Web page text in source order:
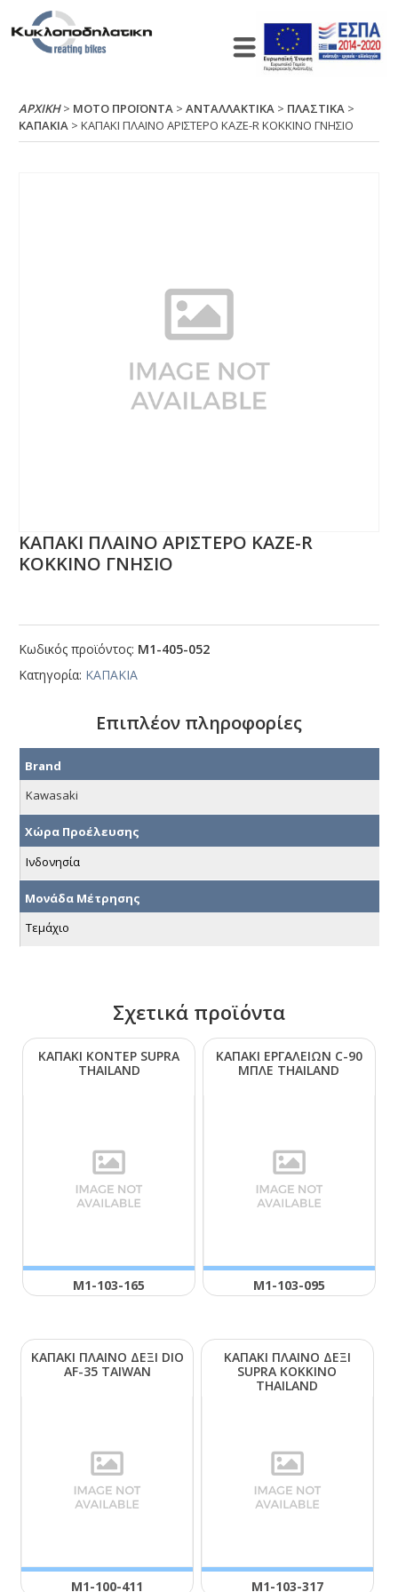
ΑΡΧΙΚΉ> ΜΟΤΟ ΠΡΟΪΟΝΤΑ >ΑΝΤΑΛΛΑΚΤΙΚΑ > ΠΛΑΣΤΙΚΑ >
ΚΑΠΑΚΙΑ > ΚΑΠΑΚΙ ΠΛΑΙΝΟ ΑΡΙΣΤΕΡΟ ΚΑΖΕ-R ΚΟΚΚΙΝΟ ΓΝΗΣΙΟ
ΚΑΠΑΚΙ ΠΛΑΙΝΟ ΑΡΙΣΤΕΡΟ ΚΑΖΕ-R
ΚΟΚΚΙΝΟ ΓΝΗΣΙΟ
Κωδικός προϊόντος: Μ1-405-052
Κατηγορία: ΚΑΠΑΚΙΑ
Επιπλέον πληροφορίες
Brand
Kawasaki
Χώρα Προέλευσης
Ινδονησία
Μονάδα Μέτρησης
Τεμάχιο
Σχετικά προϊόντα
ΚΑΠΑΚΙ ΚΟΝΤΕΡ SUΡRΑ
ΤΗΑΙLΑΝD
Μ1-103-165
ΚΑΠΑΚΙ ΕΡΓΑΛΕΙΩΝ C-90
ΜΠΛΕ ΤΗΑΙLΑΝD
Μ1-103-095
ΚΑΠΑΚΙ ΠΛΑΙΝΟ ΔΕΞΙ DΙΟ
ΑF-35 ΤΑΙWΑΝ
Μ1-100-411
ΚΑΠΑΚΙ ΠΛΑΙΝΟ ΔΕΞΙ
SUΡRΑ ΚΟΚΚΙΝΟ
ΤΗΑΙLΑΝD
Μ1-103-317